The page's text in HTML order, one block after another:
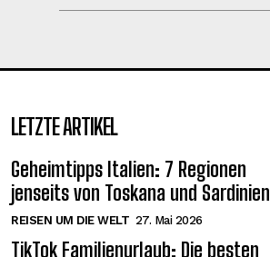
LETZTE ARTIKEL
Geheimtipps Italien: 7 Regionen
jenseits von Toskana und Sardinien
REISEN UM DIE WELT 27. Mai 2026
TikTok Familienurlaub: Die besten